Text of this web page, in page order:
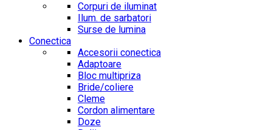
Corpuri de iluminat
Ilum. de sarbatori
Surse de lumina
Conectica
Accesorii conectica
Adaptoare
Bloc multipriza
Bride/coliere
Cleme
Cordon alimentare
Doze